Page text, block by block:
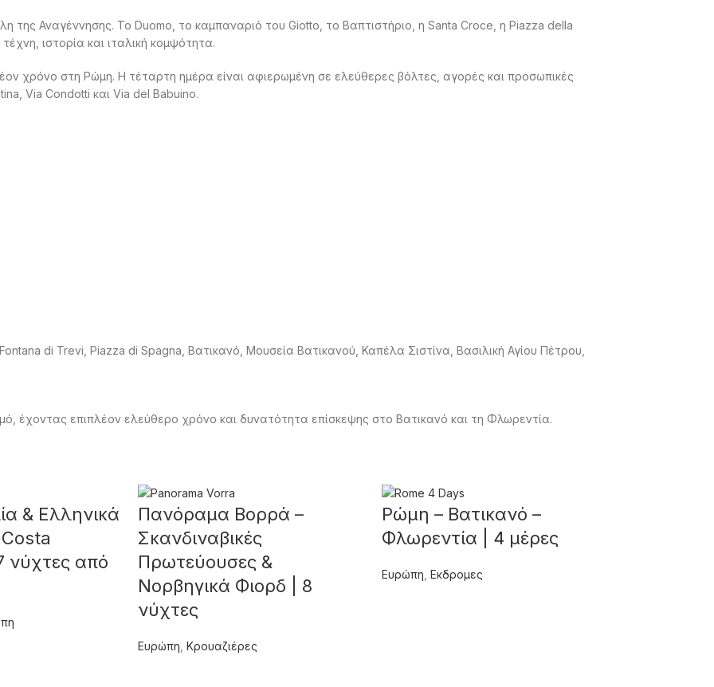
της Αναγέννησης. Το Duomo, το καμπαναριό του Giotto, το Βαπτιστήριο, η Santa Croce, η Piazza della
ιστορία και ιταλική κομψότητα.
χρόνο στη Ρώμη. Η τέταρτη ημέρα είναι αφιερωμένη σε ελεύθερες βόλτες, αγορές και προσωπικές
Via Condotti και Via del Babuino.
di Trevi, Piazza di Spagna, Βατικανό, Μουσεία Βατικανού, Καπέλα Σιστίνα, Βασιλική Αγίου Πέτρου,
έχοντας επιπλέον ελεύθερο χρόνο και δυνατότητα επίσκεψης στο Βατικανό και τη Φλωρεντία.
& Ελληνικά
νύχτες από
Πανόραμα Βορρά –
Σκανδιναβικές
Πρωτεύουσες &
Νορβηγικά Φιορδ | 8
νύχτες
Ευρώπη Κρουαζιέρες
Ρώμη – Βατικανό –
Φλωρεντία | 4 μέρες
Ευρώπη Εκδρομες